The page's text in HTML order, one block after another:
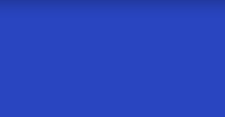
Intercommunication